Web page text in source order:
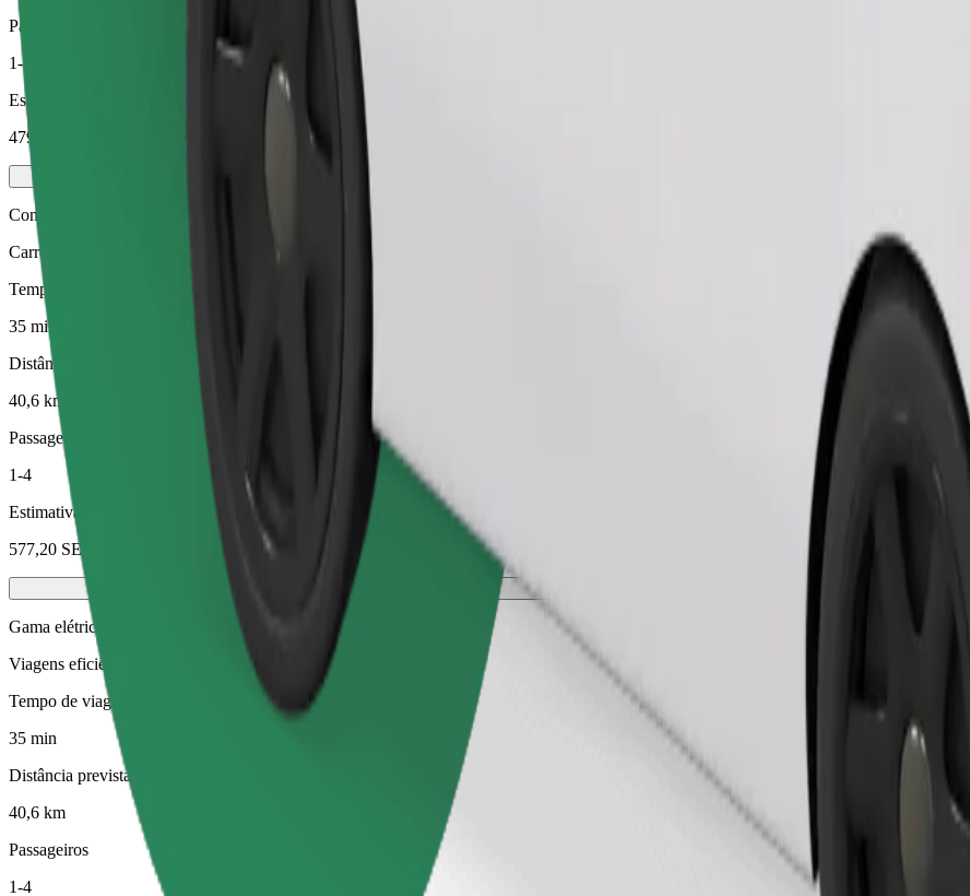
Passageiros
1-3
Estimativa de preço
479,70 SEK
Comfort
Carros maiores com mais arrumação e espaço para pernas
Tempo de viagem previsto
35 min
Distância prevista
40,6 km
Passageiros
1-4
Estimativa de preço
577,20 SEK
Gama elétrica
Viagens eficientes em veículos totalmente elétricos
Tempo de viagem previsto
35 min
Distância prevista
40,6 km
Passageiros
1-4